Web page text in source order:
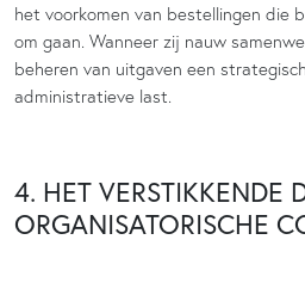
het voorkomen van bestellingen die
om gaan. Wanneer zij nauw
beheren van uitgaven een
administratieve last.
4. HET VERSTIKKENDE
ORGANISATORISCHE